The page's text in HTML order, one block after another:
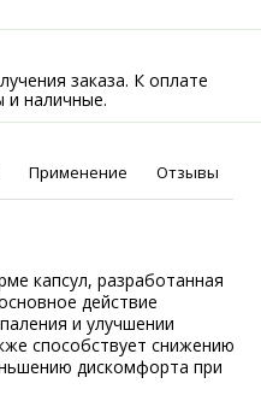
заказа. К оплате
и наличные.
Применение Отзывы
капсул, разработанная
действие
и улучшении
способствует снижению
дискомфорта при